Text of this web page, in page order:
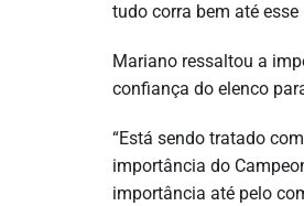
tudo corra bem até
Mariano ressaltou a
confiança do elenco
“Está sendo tratado
importância do
importância até pelo